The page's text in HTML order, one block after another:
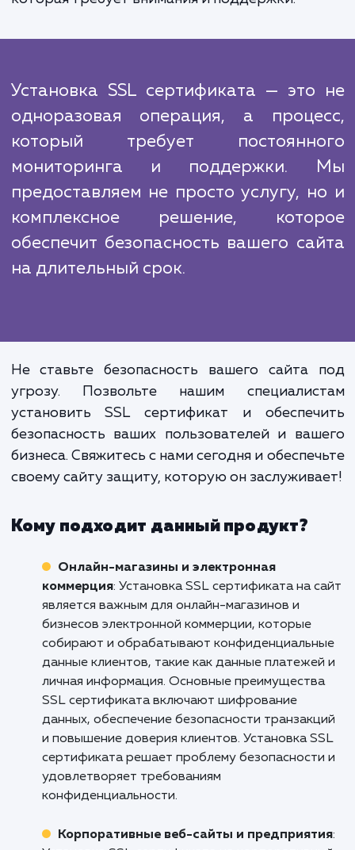
сертификата. И, наконец, мы проверяем,
защищен.
Мы знаем, что в сфере услуги по установке
сертификатов есть конкуренты.
отличие от них, мы предлагаем не
установку, но и полное
понимаем, что SSL сертификат -
одноразовая установка, а постоянная
которая требует внимания и поддержки.
Установка SSL сертификата —
одноразовая операция, а
который требует
мониторинга и поддержки.
предоставляем не просто услугу,
комплексное решение,
на длительный срок.
Не ставьте безопасность вашего сайта
угрозу. Позвольте нашим
установить SSL сертификат и
безопасность ваших пользователей и
бизнеса. Свяжитесь с нами сегодня и
своему сайту защиту, которую он